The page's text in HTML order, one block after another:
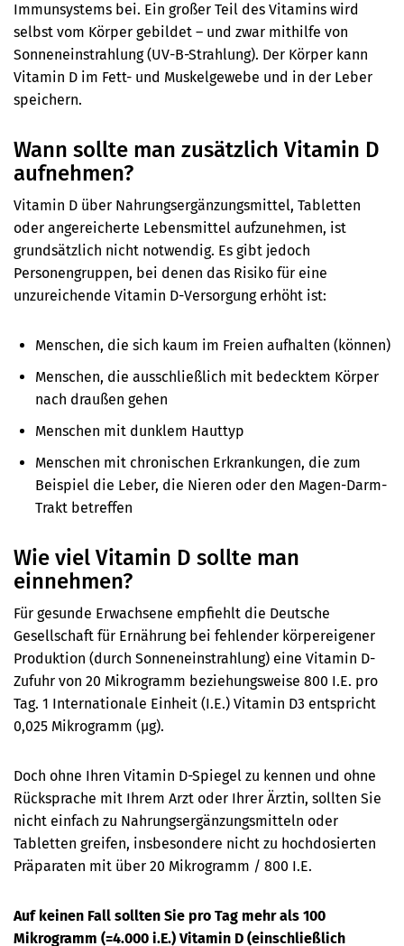
Immunsystems bei. Ein großer Teil des Vitamins wird
selbst vom Körper gebildet – und zwar mithilfe von
Sonneneinstrahlung (UV-B-Strahlung). Der Körper kann
Vitamin D im Fett- und Muskelgewebe und in der Leber
speichern.
Wann sollte man zusätzlich Vitamin D
aufnehmen?
Vitamin D über Nahrungsergänzungsmittel, Tabletten
oder angereicherte Lebensmittel aufzunehmen, ist
grundsätzlich nicht notwendig. Es gibt jedoch
Personengruppen, bei denen das Risiko für eine
unzureichende Vitamin D-Versorgung erhöht ist:
Menschen, die sich kaum im Freien aufhalten (können)
Menschen, die ausschließlich mit bedecktem Körper
nach draußen gehen
Menschen mit dunklem Hauttyp
Menschen mit chronischen Erkrankungen, die zum
Beispiel die Leber, die Nieren oder den Magen-Darm-
Trakt betreffen
Wie viel Vitamin D sollte man
einnehmen?
Für gesunde Erwachsene empfiehlt die Deutsche
Gesellschaft für Ernährung bei fehlender körpereigener
Produktion (durch Sonneneinstrahlung) eine Vitamin D-
Zufuhr von 20 Mikrogramm beziehungsweise 800 I.E. pro
Tag. 1 Internationale Einheit (I.E.) Vitamin D3 entspricht
0,025 Mikrogramm (µg).
Doch ohne Ihren Vitamin D-Spiegel zu kennen und ohne
Rücksprache mit Ihrem Arzt oder Ihrer Ärztin, sollten Sie
nicht einfach zu Nahrungsergänzungsmitteln oder
Tabletten greifen, insbesondere nicht zu hochdosierten
Präparaten mit über 20 Mikrogramm / 800 I.E.
Auf keinen Fall sollten Sie pro Tag mehr als 100
Mikrogramm (=4.000 i.E.) Vitamin D (einschließlich